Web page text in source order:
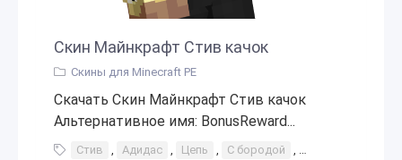
Скин Майнкрафт Стив качок
Скины для Minecraft PE
Скачать Скин Майнкрафт Стив качок
Альтернативное имя: BonusReward...
Стив , Адидас , Цепь , С бородой , Капать